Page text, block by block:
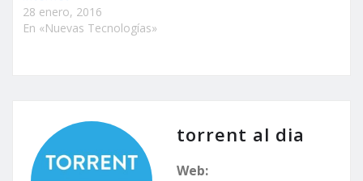
28 enero, 2016
En «Nuevas Tecnologías»
torrent al dia
Web: